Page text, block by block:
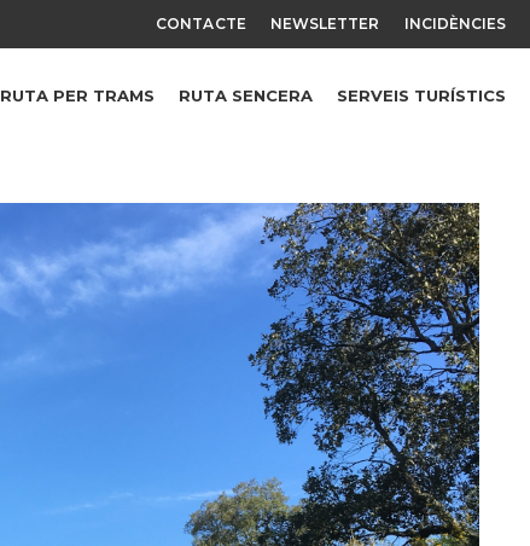
CONTACTE NEWSLETTER INCIDÈNCIES
RUTA PER TRAMS RUTA SENCERA SERVEIS TURÍSTICS